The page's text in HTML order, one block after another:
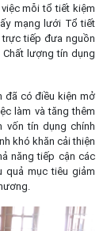
mỗi tổ tiết kiệm
mạng lưới Tổ tiết
trực tiếp đưa nguồn
lượng tín dụng
đã có điều kiện mở
làm và tăng thêm
vốn tín dụng chính
khó khăn cải thiện
năng tiếp cận các
quả mục tiêu giảm